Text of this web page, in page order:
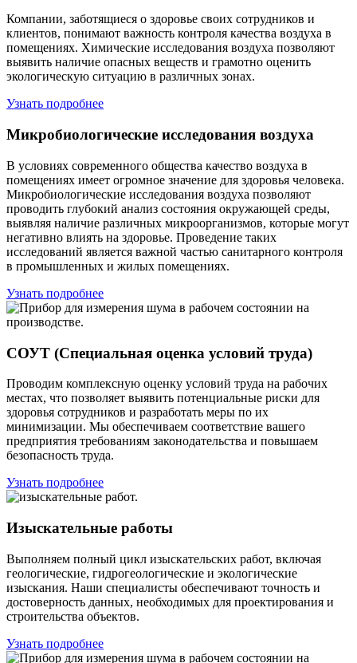
Компании, заботящиеся о здоровье своих сотрудников и
клиентов, понимают важность контроля качества воздуха в
помещениях. Химические исследования воздуха позволяют
выявить наличие опасных веществ и грамотно оценить
экологическую ситуацию в различных зонах.
Узнать подробнее
Микробиологические исследования воздуха
В условиях современного общества качество воздуха в
помещениях имеет огромное значение для здоровья человека.
Микробиологические исследования воздуха позволяют
проводить глубокий анализ состояния окружающей среды,
выявляя наличие различных микроорганизмов, которые могут
негативно влиять на здоровье. Проведение таких
исследований является важной частью санитарного контроля
в промышленных и жилых помещениях.
Узнать подробнее
СОУТ (Специальная оценка условий труда)
Проводим комплексную оценку условий труда на рабочих
местах, что позволяет выявить потенциальные риски для
здоровья сотрудников и разработать меры по их
минимизации. Мы обеспечиваем соответствие вашего
предприятия требованиям законодательства и повышаем
безопасность труда.
Узнать подробнее
Изыскательные работы
Выполняем полный цикл изыскательских работ, включая
геологические, гидрогеологические и экологические
изыскания. Наши специалисты обеспечивают точность и
достоверность данных, необходимых для проектирования и
строительства объектов.
Узнать подробнее